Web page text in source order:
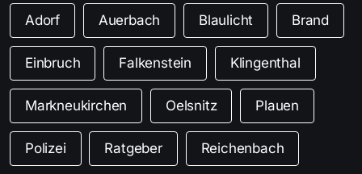
Adorf Auerbach Blaulicht Brand
Einbruch Falkenstein Klingenthal
Markneukirchen Oelsnitz Plauen
Polizei Ratgeber Reichenbach